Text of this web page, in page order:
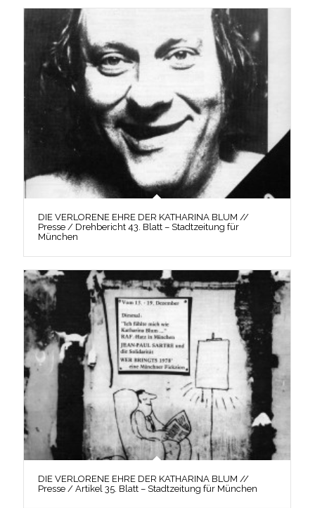
DIE VERLORENE EHRE DER KATHARINA BLUM //
Presse / Drehbericht 43. Blatt – Stadtzeitung für
München
DIE VERLORENE EHRE DER KATHARINA BLUM //
Presse / Artikel 35. Blatt – Stadtzeitung für München